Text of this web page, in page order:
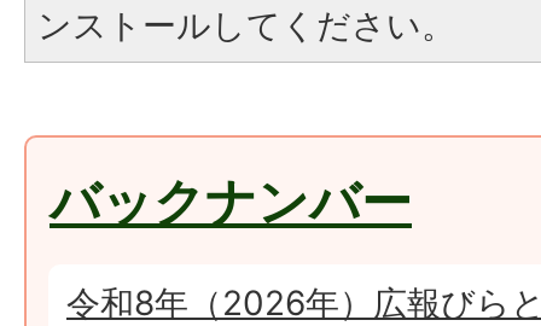
ンストールしてください。
バックナンバー
令和8年（2026年）広報びら